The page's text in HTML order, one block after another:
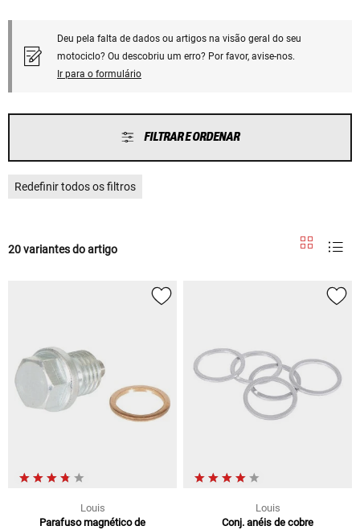
Deu pela falta de dados ou artigos na visão geral do seu
motociclo? Ou descobriu um erro? Por favor, avise-nos.
Ir para o formulário
FILTRAR E ORDENAR
Redefinir todos os filtros
20 variantes do artigo
Louis
Parafuso magnético de
Louis
Conj. anéis de cobre